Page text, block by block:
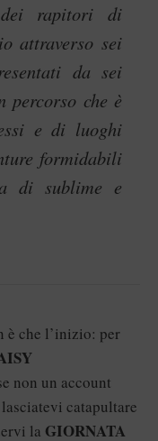
dei rapitori di
attraverso sei
da sei
percorso che è
e di luoghi
formidabili
di sublime e
è che l’inizio: per
non un account
catapultare
la GIORNATA